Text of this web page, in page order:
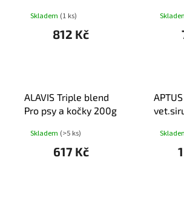
Skladem (1 ks)
812 Kč
ALAVIS Triple blend
Pro psy a kočky 200g
Skladem (>5 ks)
617 Kč